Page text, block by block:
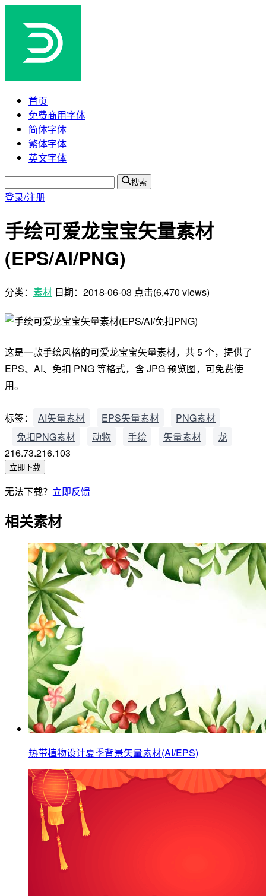
首页
免费商用字体
简体字体
繁体字体
英文字体
搜索
登录/注册
手绘可爱龙宝宝矢量素材
(EPS/AI/PNG)
分类： 素材 日期： 2018-06-03 点击(6,470 views)
这是一款手绘风格的可爱龙宝宝矢量素材，共 5 个，提供了
EPS、AI、免扣 PNG 等格式，含 JPG 预览图，可免费使
用。
标签： AI矢量素材 EPS矢量素材
PNG素材
免扣PNG素材
动物 手绘 矢量素材
龙
216.73.216.103
立即下载
无法下载？ 立即反馈
相关素材
热带植物设计夏季背景矢量素材(AI/EPS)